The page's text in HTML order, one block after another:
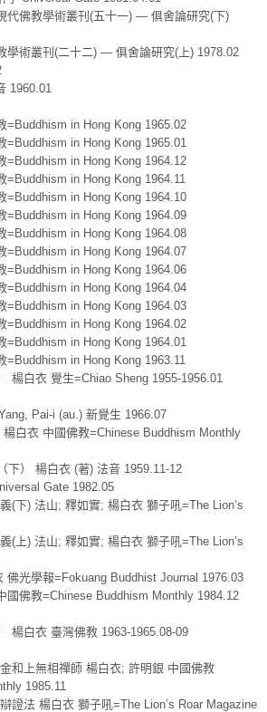
代佛教學術叢刊(五十一) — 俱舍論研究(下)
學術叢刊(二十二) — 俱舍論研究(上) 1978.02
1960.01
=Buddhism in Hong Kong 1965.02
=Buddhism in Hong Kong 1965.01
=Buddhism in Hong Kong 1964.12
=Buddhism in Hong Kong 1964.11
=Buddhism in Hong Kong 1964.10
=Buddhism in Hong Kong 1964.09
=Buddhism in Hong Kong 1964.08
=Buddhism in Hong Kong 1964.07
=Buddhism in Hong Kong 1964.06
=Buddhism in Hong Kong 1964.04
=Buddhism in Hong Kong 1964.03
=Buddhism in Hong Kong 1964.02
=Buddhism in Hong Kong 1964.01
=Buddhism in Hong Kong 1963.11
楊白衣 覺生=Chiao Sheng 1955-1956.01
Pai-i (au.) 新覺生 1966.07
白衣 中國佛教=Chinese Buddhism Monthly
下） 楊白衣 (著) 法音 1959.11-12
Gate 1982.05
(下) 法山; 釋如實; 楊白衣 獅子吼=The Lion’s
(上) 法山; 釋如實; 楊白衣 獅子吼=The Lion’s
佛光學報=Fokuang Buddhist Journal 1976.03
國佛教=Chinese Buddhism Monthly 1984.12
楊白衣 臺灣佛教 1963-1965.08-09
和上無相禪師 楊白衣; 許明銀 中國佛教
1985.11
證法 楊白衣 獅子吼=The Lion’s Roar Magazine